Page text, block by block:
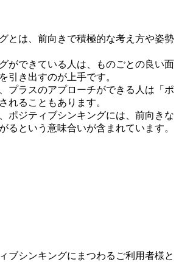
とは、前向きで積極的な考え方や姿勢
ができている人は、ものごとの良い面
引き出すのが上手です。
プラスのアプローチができる人は「ポ
れることもあります。
ポジティブシンキングには、前向きな
るという意味合いが含まれています。
ブシンキングにまつわるご利用者様と